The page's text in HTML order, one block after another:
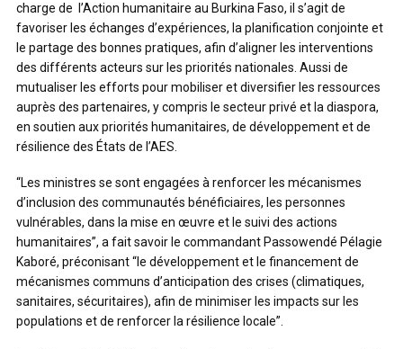
charge de l’Action humanitaire au Burkina Faso, il s’agit de
favoriser les échanges d’expériences, la planification conjointe et
le partage des bonnes pratiques, afin d’aligner les interventions
des différents acteurs sur les priorités nationales. Aussi de
mutualiser les efforts pour mobiliser et diversifier les ressources
auprès des partenaires, y compris le secteur privé et la diaspora,
en soutien aux priorités humanitaires, de développement et de
résilience des États de l’AES.
“Les ministres se sont engagées à renforcer les mécanismes
d’inclusion des communautés bénéficiaires, les personnes
vulnérables, dans la mise en œuvre et le suivi des actions
humanitaires”, a fait savoir le commandant Passowendé Pélagie
Kaboré, préconisant “le développement et le financement de
mécanismes communs d’anticipation des crises (climatiques,
sanitaires, sécuritaires), afin de minimiser les impacts sur les
populations et de renforcer la résilience locale”.